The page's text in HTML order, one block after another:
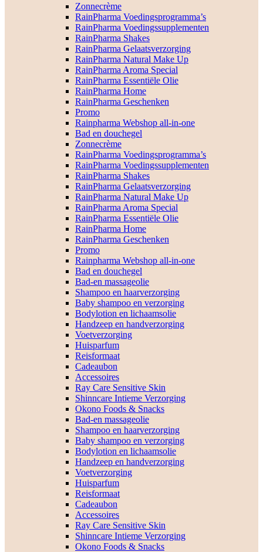
Zonnecrème
RainPharma Voedingsprogramma’s
RainPharma Voedingssupplementen
RainPharma Shakes
RainPharma Gelaatsverzorging
RainPharma Natural Make Up
RainPharma Aroma Special
RainPharma Essentiële Olie
RainPharma Home
RainPharma Geschenken
Promo
Rainpharma Webshop all-in-one
Bad en douchegel
Zonnecrème
RainPharma Voedingsprogramma’s
RainPharma Voedingssupplementen
RainPharma Shakes
RainPharma Gelaatsverzorging
RainPharma Natural Make Up
RainPharma Aroma Special
RainPharma Essentiële Olie
RainPharma Home
RainPharma Geschenken
Promo
Rainpharma Webshop all-in-one
Bad en douchegel
Bad-en massageolie
Shampoo en haarverzorging
Baby shampoo en verzorging
Bodylotion en lichaamsolie
Handzeep en handverzorging
Voetverzorging
Huisparfum
Reisformaat
Cadeaubon
Accessoires
Ray Care Sensitive Skin
Shinncare Intieme Verzorging
Okono Foods & Snacks
Bad-en massageolie
Shampoo en haarverzorging
Baby shampoo en verzorging
Bodylotion en lichaamsolie
Handzeep en handverzorging
Voetverzorging
Huisparfum
Reisformaat
Cadeaubon
Accessoires
Ray Care Sensitive Skin
Shinncare Intieme Verzorging
Okono Foods & Snacks